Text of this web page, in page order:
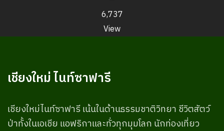
6,737
View
เชียงใหม่ ไนท์ซาฟารี
เชียงใหม่ไนท์ซาฟารี เน้นในด้านธรรมชาติวิทยา ชีวิตสัตว์
ป่าทั้งในเอเชีย แอฟริกาและทั่วทุกมุมโลก นักท่องเที่ยว